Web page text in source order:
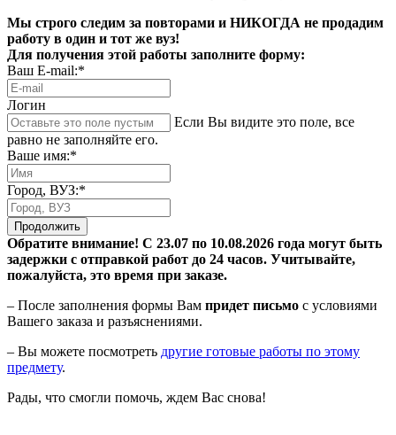
Мы строго следим за повторами и НИКОГДА не продадим
работу в один и тот же вуз!
Для получения этой работы заполните форму:
Ваш E-mail:*
Логин
Если Вы видите это поле, все
равно не заполняйте его.
Ваше имя:*
Город, ВУЗ:*
Продолжить
Обратите внимание! С 23.07 по 10.08.2026 года могут быть
задержки с отправкой работ до 24 часов. Учитывайте,
пожалуйста, это время при заказе.
– После заполнения формы Вам придет письмо с условиями
Вашего заказа и разъяснениями.
– Вы можете посмотреть другие готовые работы по этому
предмету.
Рады, что смогли помочь, ждем Вас снова!